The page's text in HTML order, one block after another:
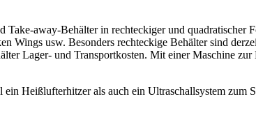
Take-away-Behälter in rechteckiger und quadratischer
Wings usw. Besonders rechteckige Behälter sind
Lager- und Transportkosten. Mit einer Maschine
Heißlufterhitzer als auch ein Ultraschallsystem zum